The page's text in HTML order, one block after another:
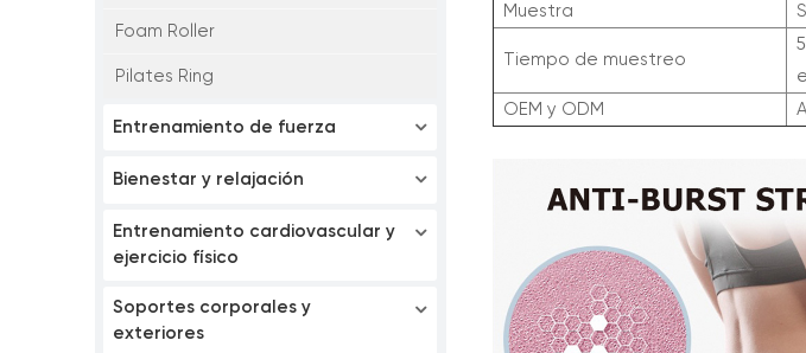
Foam Roller
Pilates Ring
Entrenamiento de fuerza
Bienestar y relajación
Entrenamiento cardiovascular y
ejercicio físico
Soportes corporales y
exteriores
Muestra
Tiempo de muestreo
OEM y ODM